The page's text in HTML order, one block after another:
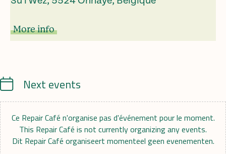
More info
CalendrierNext events
Ce Repair Café n'organise pas d'événement pour le moment.
This Repair Café is not currently organizing any events.
Dit Repair Café organiseert momenteel geen evenementen.